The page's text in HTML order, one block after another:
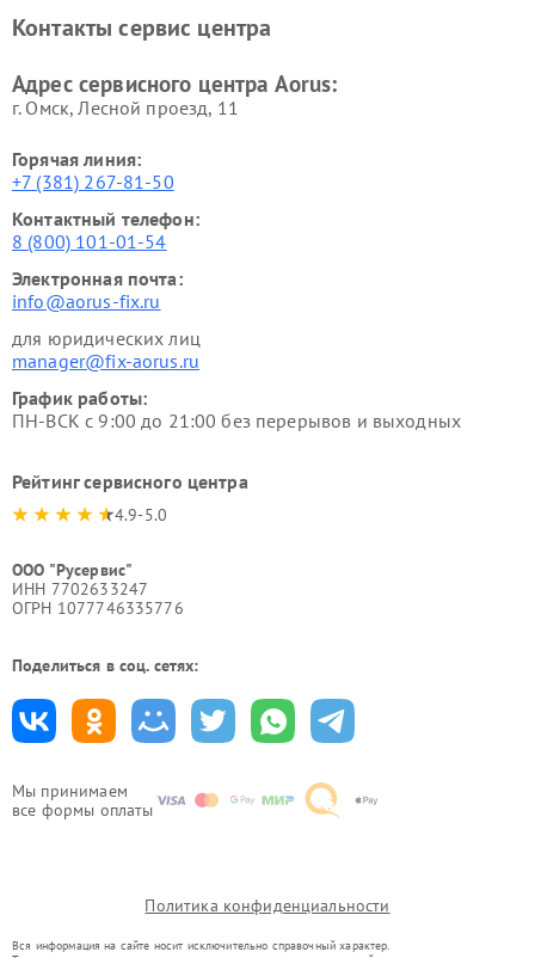
Мы принимаем
все формы оплаты
Контакты сервис центра
Адрес сервисного центра Aorus:
г. Омск, ​Лесной проезд, 11
Горячая линия:
+7 (381) 267-81-50
Контактный телефон:
8 (800) 101-01-54
Электронная почта:
info@aorus-fix.ru
для юридических лиц
manager@fix-aorus.ru
График работы:
ПН-ВСК с 9:00 до 21:00 без перерывов и выходных
Рейтинг сервисного центра
4.9-5.0
ООО "Русервис"
ИНН 7702633247
ОГРН 1077746335776
Поделиться в соц. сетях:
Политика конфиденциальности
Вся информация на сайте носит исключительно справочный характер.